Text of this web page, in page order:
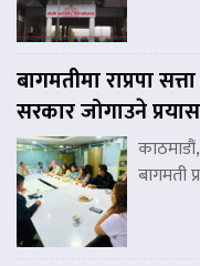
बागमतीमा राप्रपा
सरकार जोगाउने
काठमाडौं,
बागमती